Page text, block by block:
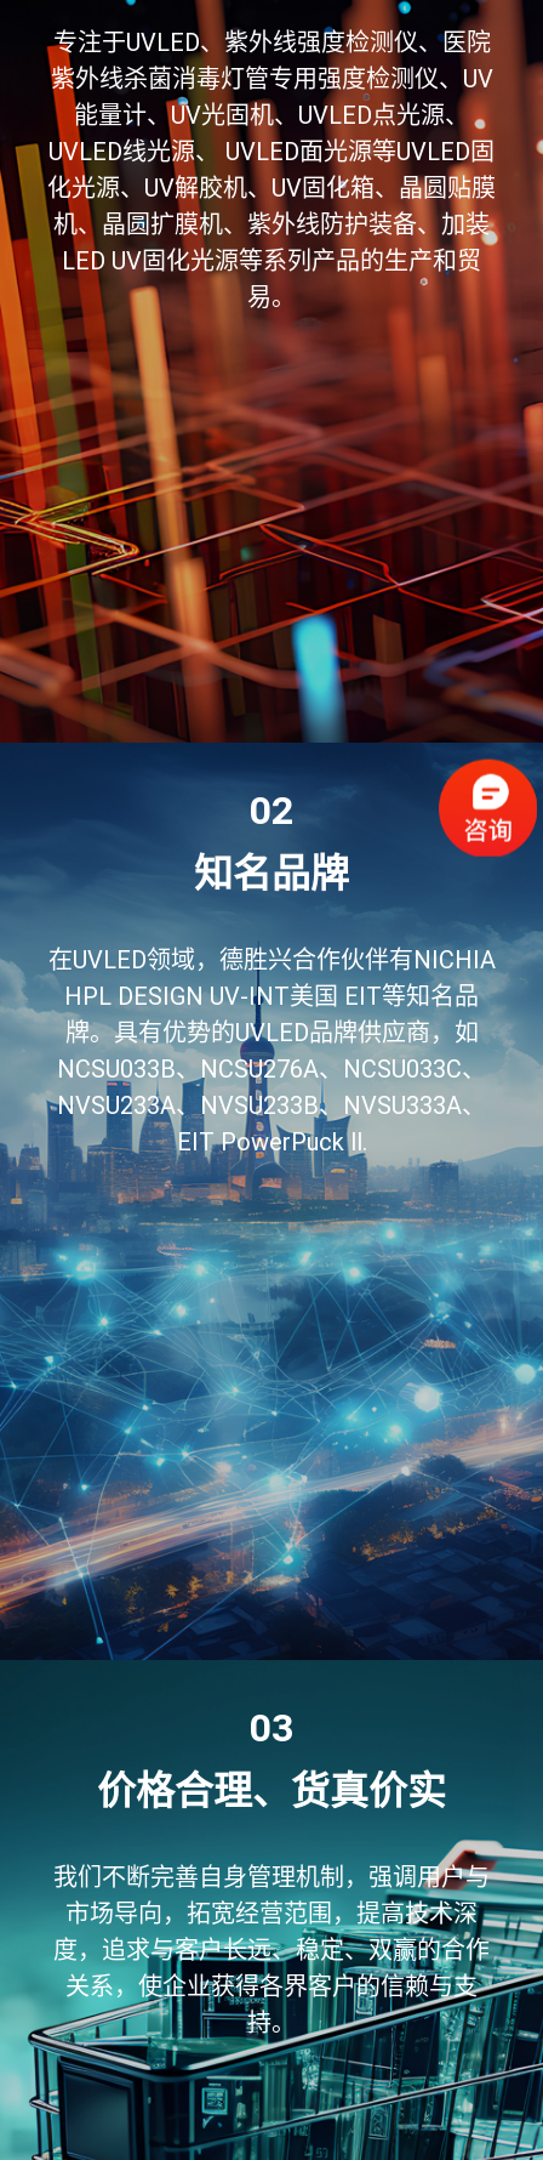
专注于UVLED、紫外线强度检测仪、医院
紫外线杀菌消毒灯管专用强度检测仪、UV
能量计、UV光固机、UVLED点光源、
UVLED线光源、 UVLED面光源等UVLED固
化光源、UV解胶机、UV固化箱、晶圆贴膜
机、晶圆扩膜机、紫外线防护装备、加装
LED UV固化光源等系列产品的生产和贸
易。
02
知名品牌
在UVLED领域，德胜兴合作伙伴有NICHIA
HPL DESIGN UV-INT美国 EIT等知名品
牌。具有优势的UVLED品牌供应商，如
NCSU033B、NCSU276A、NCSU033C、
NVSU233A、NVSU233B、NVSU333A、
EIT PowerPuck ll.
03
价格合理、货真价实
我们不断完善自身管理机制，强调用户与
市场导向，拓宽经营范围，提高技术深
度，追求与客户长远、稳定、双赢的合作
关系，使企业获得各界客户的信赖与支
持。